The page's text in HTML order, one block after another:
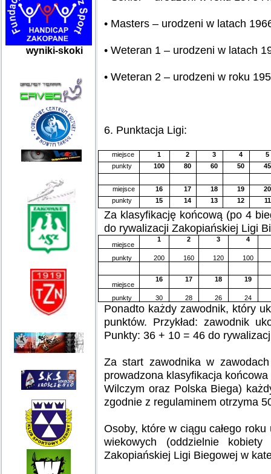
wyniki-skoki
• Masters – urodzeni w latach
• Weteran 1 – urodzeni w latach
• Weteran 2 – urodzeni w roku
6. Punktacja Ligi:
miejsce 1 2 3 4
5
punkty
100 80 60 50 45
miejsce 16 17 18 19
20
punkty
15 14 13 12 11
Za klasyfikację końcową (po 4
do rywalizacji Zakopiańskiej Ligi
miejsce
1 2 3 4
punkty 200 160 120 100
miejsce
16 17 18 19
punkty 30 28 26 24
Ponadto każdy zawodnik, który
punktów. Przykład: zawodnik
Punkty: 36 + 10 = 46 do
Za start zawodnika w
prowadzona klasyfikacja
Wilczym oraz Polska Biega)
zgodnie z regulaminem otrzyma
Osoby, które w ciągu całego
wiekowych (oddzielnie
Zakopiańskiej Ligi Biegowej w